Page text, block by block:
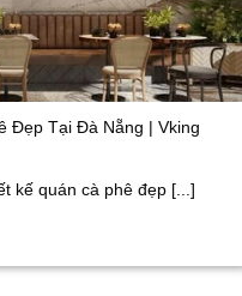
Đẹp Tại Đà Nẵng | Vking
kế quán cà phê đẹp [...]